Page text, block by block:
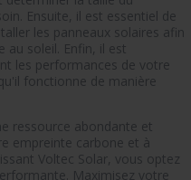
Ensuite, il est essentiel de
les panneaux solaires afin
au soleil. Enfin, il est
les performances de votre
fonctionne de manière
ressource abondante et
empreinte carbone et à
Voltec Solar, vous optez
Maximisez votre